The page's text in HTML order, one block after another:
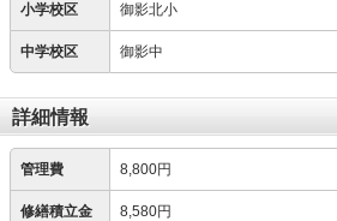
小学校区 御影北小
中学校区 御影中
詳細情報
管理費 8,800円
修繕積立金 8,580円